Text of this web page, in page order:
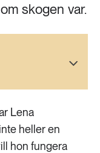
skogen var.
Lena
heller en
hon fungera